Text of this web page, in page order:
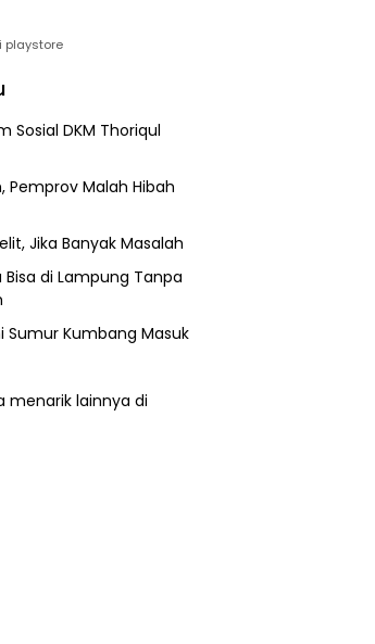
playstore
Sosial DKM Thoriqul
Pemprov Malah Hibah
Jika Banyak Masalah
di Lampung Tanpa
Sumur Kumbang Masuk
menarik lainnya di